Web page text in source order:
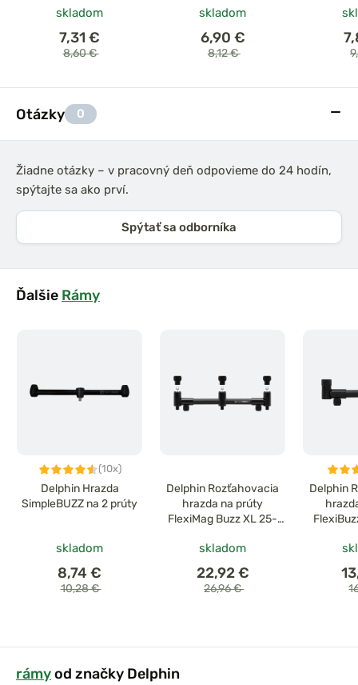
skladom
7,31 €
8,60 €
skladom
6,90 €
8,12 €
Otázky 0
Žiadne otázky – v pracovný deň odpovieme do 24 hodín,
spýtajte sa ako prví.
Spýtať sa odborníka
Ďalšie Rámy
(10x)
Delphin Hrazda
SimpleBUZZ na 2 prúty
skladom
8,74 €
10,28 €
Delphin Rozťahovacia
hrazda na prúty
FlexiMag Buzz XL 25-
skladom
22,92 €
26,96 €
Delphin
rámyod značky Delphin